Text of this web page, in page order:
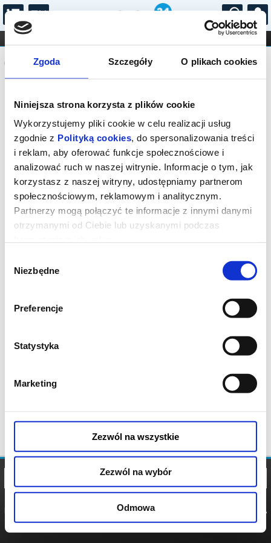
Zgoda Szczegóły O plikach cookies
Niniejsza strona korzysta z plików cookie
Wykorzystujemy pliki cookie w celu realizacji usług
zgodnie z Polityką cookies, do spersonalizowania treści
i reklam, aby oferować funkcje społecznościowe i
analizować ruch w naszej witrynie. Informacje o tym, jak
korzystasz z naszej witryny, udostępniamy partnerom
społecznościowym, reklamowym i analitycznym.
Partnerzy mogą połączyć te informacje z innymi danymi
otrzymanymi od Ciebie lub uzyskanymi podczas
zgody
Niezbędne
Preferencje
Statystyka
Marketing
Zezwól na wszystkie
Zezwól na wybór
Odmowa
...
FILHARMONIA OPERA I BALET
STAND-UP
DLA DZIECI
Komunikat
Sprzedaż biletów on-line na wydarzenie
została zakończona.
POLITYKA
POLITYKA